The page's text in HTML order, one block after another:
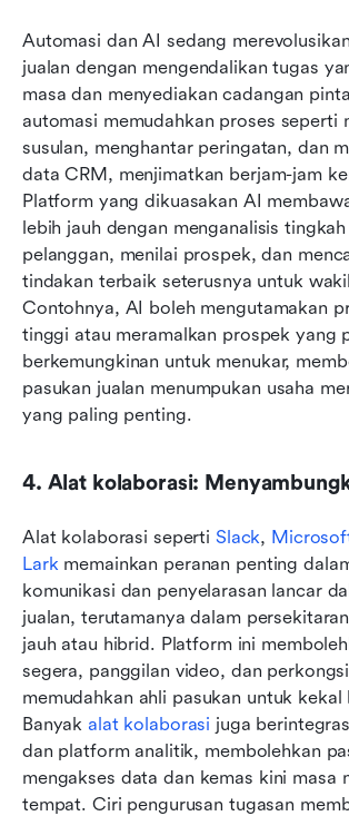
Automasi dan AI sedang
jualan dengan mengendalikan tugas
masa dan menyediakan cadangan
automasi memudahkan proses seperti
susulan, menghantar peringatan, dan
data CRM, menjimatkan berjam-jam
Platform yang dikuasakan AI
lebih jauh dengan menganalisis
pelanggan, menilai prospek, dan
tindakan terbaik seterusnya untuk
Contohnya, AI boleh mengutamakan
tinggi atau meramalkan prospek yang
berkemungkinan untuk menukar,
pasukan jualan menumpukan usaha
yang paling penting.
4. Alat kolaborasi:
Alat kolaborasi seperti Slack,
Lark memainkan peranan penting
komunikasi dan penyelarasan lancar
jualan, terutamanya dalam
jauh atau hibrid. Platform ini
segera, panggilan video, dan
memudahkan ahli pasukan untuk kekal
Banyak alat kolaborasi juga
dan platform analitik, membolehkan
mengakses data dan kemas kini masa
tempat. Ciri pengurusan tugasan